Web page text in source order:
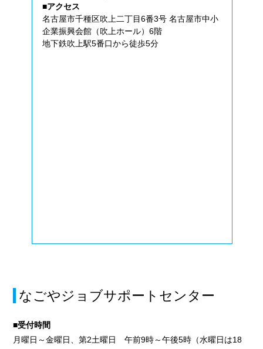
■アクセス
名古屋市千種区吹上二丁目6番3号 名古屋市中小
企業振興会館（吹上ホール）6階
地下鉄吹上駅5番口から徒歩5分
なごやジョブサポートセンター
■受付時間
月曜日～金曜日、第2土曜日 午前9時～午後5時（水曜日は18